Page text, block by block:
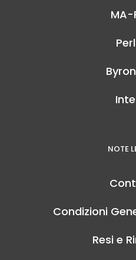
MA-
NOTE
Condizioni
Resi e